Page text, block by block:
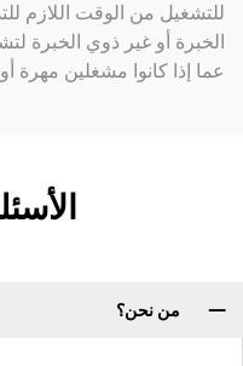
للتشغيل من الوقت اللازم
الخبرة أو غير ذوي الخبرة
عما إذا كانوا مشغلين مهرة
من نحن؟